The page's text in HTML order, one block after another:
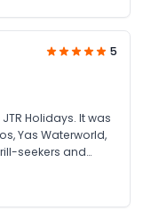
5
Holidays. It was
Yas Waterworld,
seekers and